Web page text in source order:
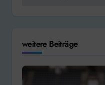
weitere Beiträge